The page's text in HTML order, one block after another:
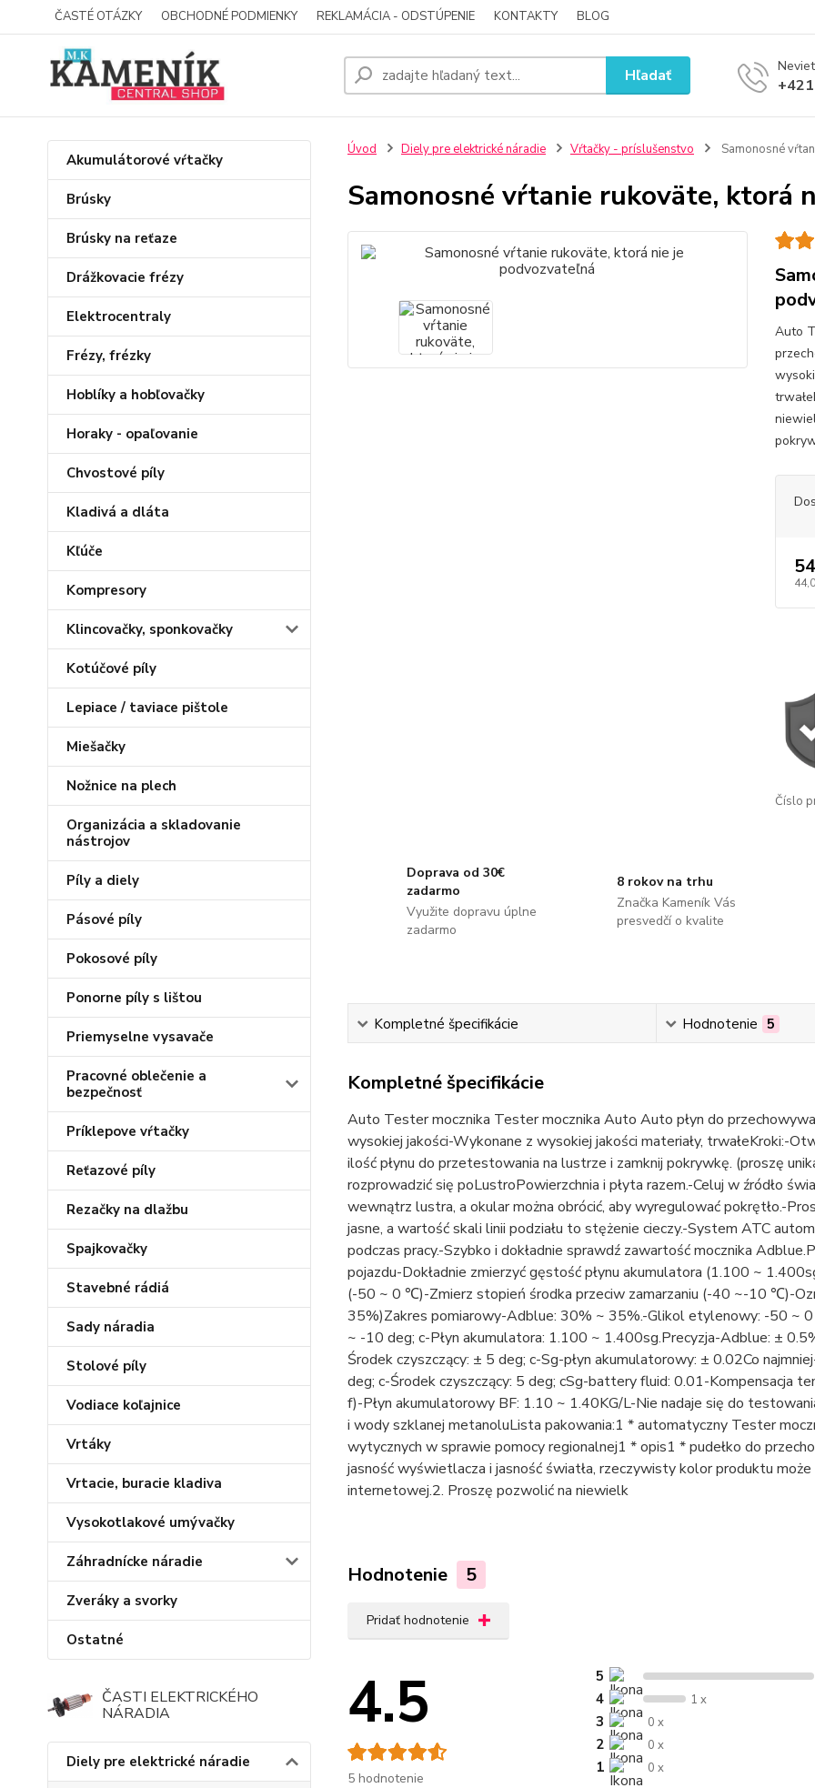
ČASTÉ OTÁZKY OBCHODNÉ PODMIENKY REKLAMÁCIA - ODSTÚPENIE KONTAKTY BLOG
Hľadať
Akumulátorové vŕtačky
Brúsky
Brúsky na reťaze
Drážkovacie frézy
Elektrocentraly
Frézy, frézky
Hoblíky a hobľovačky
Horaky - opaľovanie
Chvostové píly
Kladivá a dláta
Kľúče
Kompresory
Klincovačky, sponkovačky
Kotúčové píly
Lepiace / taviace pištole
Miešačky
Nožnice na plech
Organizácia a skladovanie
nástrojov
Píly a diely
Pásové píly
Pokosové píly
Ponorne píly s lištou
Priemyselne vysavače
Pracovné oblečenie a
bezpečnosť
Príklepove vŕtačky
Reťazové píly
Rezačky na dlažbu
Spajkovačky
Stavebné rádiá
Sady náradia
Stolové píly
Vodiace koľajnice
Vrtáky
Vrtacie, buracie kladiva
Vysokotlakové umývačky
Záhradnícke náradie
Zveráky a svorky
Ostatné
ČASTI ELEKTRICKÉHO
NÁRADIA
Diely pre elektrické náradie
Úvod Diely pre elektrické náradie Vŕtačky - príslušenstvo Samonosné
Samonosné vŕtanie rukoväte, ktorá
Auto
Číslo
Doprava od 30€
zadarmo
Využite dopravu úplne
zadarmo
8 rokov na trhu
Značka Kameník Vás
presvedčí o kvalite
Kompletné špecifikácie Hodnotenie 5
Kompletné špecifikácie
Auto Tester mocznika Tester mocznika Auto Auto płyn do
wysokiej jakości-Wykonane z wysokiej jakości materiały, trwałeKroki:-
ilość płynu do przetestowania na lustrze i zamknij pokrywkę. (proszę
rozprowadzić się poLustroPowierzchnia i płyta razem.-Celuj w źródło
wewnątrz lustra, a okular można obrócić, aby wyregulować pokrętło.-
jasne, a wartość skali linii podziału to stężenie cieczy.-System ATC
podczas pracy.-Szybko i dokładnie sprawdź zawartość mocznika
pojazdu-Dokładnie zmierzyć gęstość płynu akumulatora (1.100 ~
(-50 ~ 0 ℃)-Zmierz stopień środka przeciw zamarzaniu (-40 ~-10 ℃)-
35%)Zakres pomiarowy-Adblue: 30% ~ 35%.-Glikol etylenowy: -50 ~
~ -10 deg; c-Płyn akumulatora: 1.100 ~ 1.400sg.Precyzja-Adblue: ±
Środek czyszczący: ± 5 deg; c-Sg-płyn akumulatorowy: ± 0.02Co
deg; c-Środek czyszczący: 5 deg; cSg-battery fluid: 0.01-Kompensacja
f)-Płyn akumulatorowy BF: 1.10 ~ 1.40KG/L-Nie nadaje się do
i wody szklanej metanoluLista pakowania:1 * automatyczny Tester
wytycznych w sprawie pomocy regionalnej1 * opis1 * pudełko do
jasność wyświetlacza i jasność światła, rzeczywisty kolor produktu
internetowej.2. Proszę pozwolić na niewielk
Hodnotenie 5
Pridať hodnotenie
4.5
5 hodnotenie
5
4
1 x
3 0 x
2 0 x
1 0 x